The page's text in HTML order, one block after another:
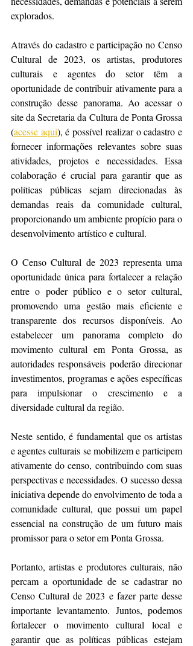
explorados.
Através do cadastro e participação no Censo
Cultural de 2023, os artistas, produtores
culturais e agentes do setor têm a
oportunidade de contribuir ativamente para a
construção desse panorama. Ao acessar o
site da Secretaria da Cultura de Ponta Grossa
(acesse aqui), é possível realizar o cadastro e
fornecer informações relevantes sobre suas
atividades, projetos e necessidades. Essa
colaboração é crucial para garantir que as
políticas públicas sejam direcionadas às
demandas reais da comunidade cultural,
proporcionando um ambiente propício para o
desenvolvimento artístico e cultural.
O Censo Cultural de 2023 representa uma
oportunidade única para fortalecer a relação
entre o poder público e o setor cultural,
promovendo uma gestão mais eficiente e
transparente dos recursos disponíveis. Ao
estabelecer um panorama completo do
movimento cultural em Ponta Grossa, as
autoridades responsáveis poderão direcionar
investimentos, programas e ações específicas
para impulsionar o crescimento e a
diversidade cultural da região.
Neste sentido, é fundamental que os artistas
e agentes culturais se mobilizem e participem
ativamente do censo, contribuindo com suas
perspectivas e necessidades. O sucesso dessa
iniciativa depende do envolvimento de toda a
comunidade cultural, que possui um papel
essencial na construção de um futuro mais
promissor para o setor em Ponta Grossa.
Portanto, artistas e produtores culturais, não
percam a oportunidade de se cadastrar no
Censo Cultural de 2023 e fazer parte desse
importante levantamento. Juntos, podemos
fortalecer o movimento cultural local e
garantir que as políticas públicas estejam